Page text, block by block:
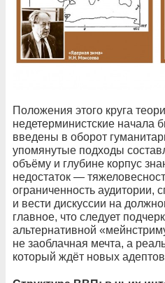
Положения этого круга
недетерминистские начала
введены в оборот
упомянутые подходы
объёму и глубине корпус
недостаток —
ограниченность аудитории,
и вести дискуссии на
главное, что следует
альтернативной
не заоблачная мечта, а
который ждёт новых